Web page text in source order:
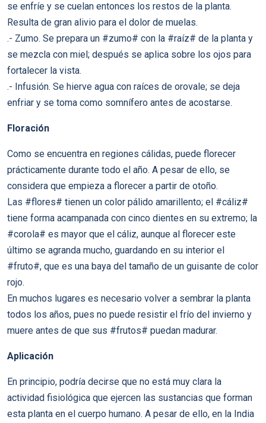
se enfríe y se cuelan entonces los restos de la planta.
Resulta de gran alivio para el dolor de muelas.
.- Zumo. Se prepara un #zumo# con la #raíz# de la planta y
se mezcla con miel; después se aplica sobre los ojos para
fortalecer la vista.
.- Infusión. Se hierve agua con raíces de orovale; se deja
enfriar y se toma como somnífero antes de acostarse.
Floración
Como se encuentra en regiones cálidas, puede florecer
prácticamente durante todo el año. A pesar de ello, se
considera que empieza a florecer a partir de otoño.
Las #flores# tienen un color pálido amarillento; el #cáliz#
tiene forma acampanada con cinco dientes en su extremo; la
#corola# es mayor que el cáliz, aunque al florecer este
último se agranda mucho, guardando en su interior el
#fruto#, que es una baya del tamaño de un guisante de color
rojo.
En muchos lugares es necesario volver a sembrar la planta
todos los años, pues no puede resistir el frío del invierno y
muere antes de que sus #frutos# puedan madurar.
Aplicación
En principio, podría decirse que no está muy clara la
actividad fisiológica que ejercen las sustancias que forman
esta planta en el cuerpo humano. A pesar de ello, en la India